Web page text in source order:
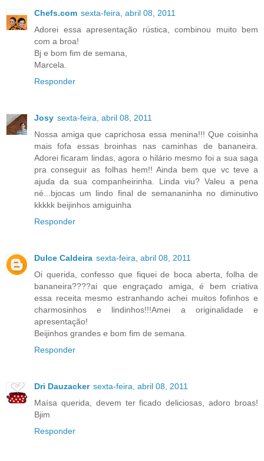
Chefs.com sexta-feira, abril 08, 2011
Adorei essa apresentação rústica, combinou muito bem
com a broa!
Bj e bom fim de semana,
Marcela.
Responder
Josy sexta-feira, abril 08, 2011
Nossa amiga que caprichosa essa menina!!! Que coisinha
mais fofa essas broinhas nas caminhas de bananeira.
Adorei ficaram lindas, agora o hilário mesmo foi a sua saga
pra conseguir as folhas hem!! Ainda bem que vc teve a
ajuda da sua companheirinha. Linda viu? Valeu a pena
né...bjocas um lindo final de semananinha no diminutivo
kkkkk beijinhos amiguinha
Responder
Dulce Caldeira sexta-feira, abril 08, 2011
Oi querida, confesso que fiquei de boca aberta, folha de
bananeira????ai que engraçado amiga, é bem criativa
essa receita mesmo estranhando achei muitos fofinhos e
charmosinhos e lindinhos!!!Amei a originalidade e
apresentação!
Beijinhos grandes e bom fim de semana.
Responder
Dri Dauzacker sexta-feira, abril 08, 2011
Maísa querida, devem ter ficado deliciosas, adoro broas!
Bjim
Responder